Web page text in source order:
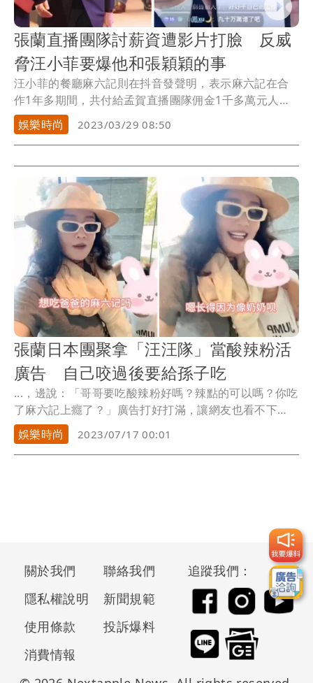
張蘭直播團隊討薪資遭影片打臉 反威
脅汪小菲要爆他和張穎穎的事
汪小菲的餐廳麻六記則在抖音發聲明，表示麻六記在合
作1年多期間，共付給孟賀直播團隊佣金1千多萬元人民
幣...
娛樂時尚 2023/03/29 08:50
張蘭日本團聚拿「汪汪隊」當酸辣粉活
廣告 自己咬過後要給孫子吃
...，邊說：「哥哥要吃酸辣粉好嗎？辣點的可以嗎？你吃
了麻六記上癮了？」廣告打好打滿，讓網友也看不下
去，一...
娛樂時尚 2023/07/17 00:01
關於我們
聯絡我們
隱私權說明
新聞規範
使用條款
投訴爆料
消費情報
追蹤我們：